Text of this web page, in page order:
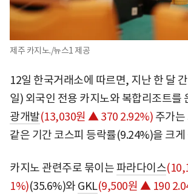
제주 카지노./뉴스1 제공
12일 한국거래소에 따르면, 지난 한 달
일) 외국인 전용 카지노와 복합리조트를
광개발(13,030원 ▲ 370 2.92%) 주가
같은 기간 코스피 등락률(9.24%)을 크게
카지노 관련주로 묶이는파라다이스
1%)(35.6%)와 GKL(9,500원 ▲ 190